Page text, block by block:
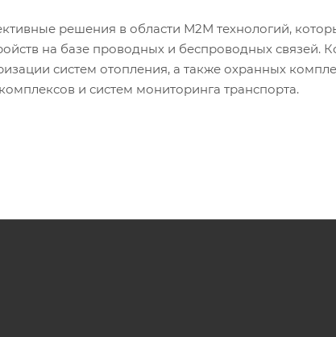
решения в области М2М технологий,
на базе проводных и беспроводных связей.
систем отопления, а также охранных
и систем мониторинга транспорта.